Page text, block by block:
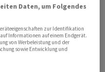
wie
nach dem
erwartungsgemäss
7100 Fahrzeuge aus
Daten, um Folgendes
zur Identifikation
Informationen auf einem Endgerät.
von Werbeleistung und der
sowie Entwicklung und